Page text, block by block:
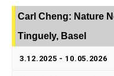
Carl Cheng: Nature
Tinguely, Basel
3.12.2025 - 10.05.2026